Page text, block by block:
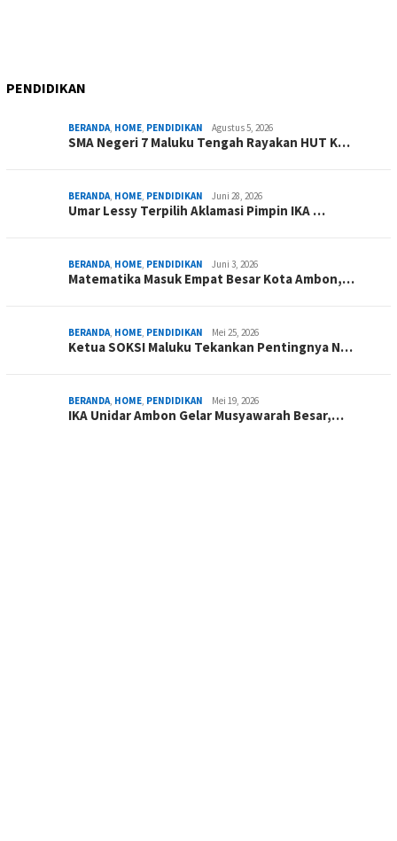
PENDIDIKAN
BERANDA, HOME, PENDIDIKAN Agustus 5, 2026
SMA Negeri 7 Maluku Tengah Rayakan HUT K…
BERANDA, HOME, PENDIDIKAN Juni 28, 2026
Umar Lessy Terpilih Aklamasi Pimpin IKA …
BERANDA, HOME, PENDIDIKAN Juni 3, 2026
Matematika Masuk Empat Besar Kota Ambon,…
BERANDA, HOME, PENDIDIKAN Mei 25, 2026
Ketua SOKSI Maluku Tekankan Pentingnya N…
BERANDA, HOME, PENDIDIKAN Mei 19, 2026
IKA Unidar Ambon Gelar Musyawarah Besar,…